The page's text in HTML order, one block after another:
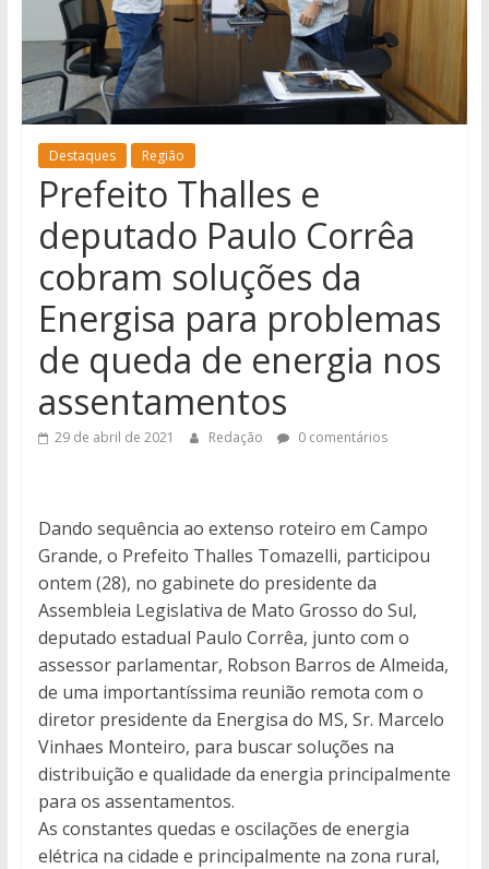
notícias
Iguatemi
e
região.
Destaques Região
Prefeito Thalles e
deputado Paulo Corrêa
cobram soluções da
Energisa para problemas
de queda de energia nos
assentamentos
29 de abril de 2021 Redação 0 comentários
Dando sequência ao extenso roteiro em Campo
Grande, o Prefeito Thalles Tomazelli, participou
ontem (28), no gabinete do presidente da
Assembleia Legislativa de Mato Grosso do Sul,
deputado estadual Paulo Corrêa, junto com o
assessor parlamentar, Robson Barros de Almeida,
de uma importantíssima reunião remota com o
diretor presidente da Energisa do MS, Sr. Marcelo
Vinhaes Monteiro, para buscar soluções na
distribuição e qualidade da energia principalmente
para os assentamentos.
As constantes quedas e oscilações de energia
elétrica na cidade e principalmente na zona rural,